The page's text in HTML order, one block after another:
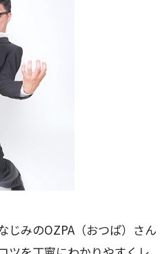
じみのOZPA（おつぱ）さん